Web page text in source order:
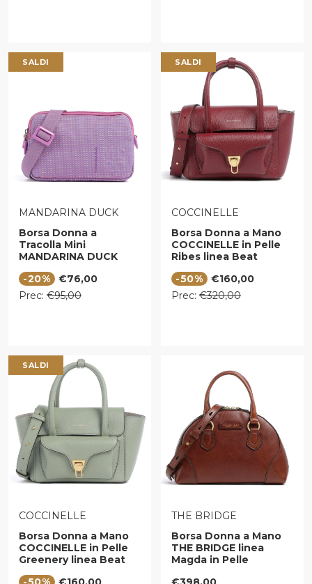
SALDI
VENDITORE:
MANDARINA DUCK
Borsa Donna a
Tracolla Mini
MANDARINA DUCK
Colore Sushi Flower
-20%
Prezzo di vendita
€76,00
Prezzo regolare
Prec: €95,00
SALDI
VENDITORE:
COCCINELLE
Borsa Donna a Mano
COCCINELLE in Pelle
Ribes linea Beat
-50%
Prezzo di vendita
€160,00
Prezzo regolare
Prec: €320,00
SALDI
VENDITORE:
COCCINELLE
Borsa Donna a Mano
COCCINELLE in Pelle
Greenery linea Beat
Prezzo di vendita
VENDITORE:
THE BRIDGE
Borsa Donna a Mano
THE BRIDGE linea
Magda in Pelle
Prezzo regolare